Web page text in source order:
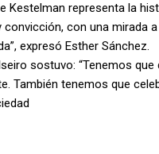
Kestelman representa la
con una mirada
expresó Esther Sánchez.
sostuvo: “Tenemos
También tenemos que